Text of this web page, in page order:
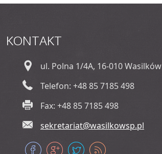
KONTAKT
ul. Polna 1/4A, 16-010 Wasilków
Telefon: +48 85 7185 498
Fax: +48 85 7185 498
sekretariat@wasilkowsp.pl